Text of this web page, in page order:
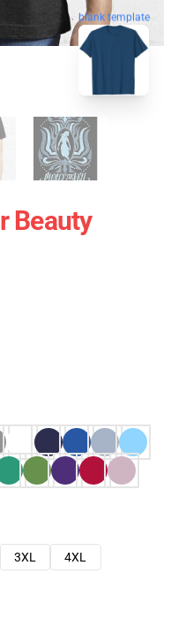
blank template
Beauty
3XL
4XL